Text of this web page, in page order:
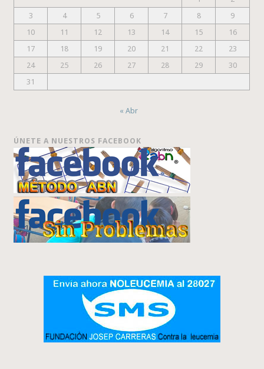
3
4 5 6 7 8
9
10
11 12 13 14 15
16
17
18 19 20 21 22
23
24
25 26 27 28 29
30
31
« Abr
ÚNETE A NUESTROS FACEBOOK